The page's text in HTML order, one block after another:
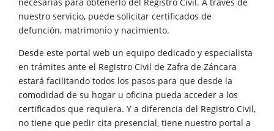
nuestro servicio, puede solicitar certificados de
defunción, matrimonio y nacimiento.
Desde este portal web un equipo dedicado y especialista
en trámites ante el Registro Civil de Zafra de Záncara
estará facilitando todos los pasos para que desde la
comodidad de su hogar u oficina pueda acceder a los
certificados que requiera. Y a diferencia del Registro Civil,
no tiene que pedir cita presencial, tiene nuestro portal a